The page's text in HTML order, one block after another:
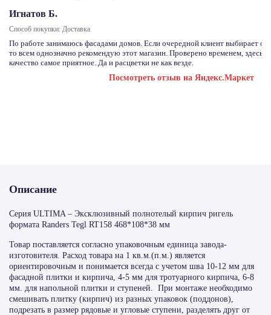
Игнатов Б.
Способ покупки: Доставка
По работе занимаюсь фасадами домов. Если очередной клиент выбирает
то всем однозначно рекомендую этот магазин. Проверено временем, здесь
качество самое приятное. Да и расцветки не как везде.
Посмотреть отзыв на Яндекс.Маркет
Описание
Серия ULTIMA – Эксклюзивный полнотелый кирпич ригель
формата Randers Tegl RT158 468*108*38 мм
Товар поставляется согласно упаковочным единица завода-
изготовителя. Расход товара на 1 кв.м.(п.м.) является
ориентировочным и понимается всегда с учетом шва 10-12 мм для
фасадной плитки и кирпича, 4-5 мм для тротуарного кирпича, 6-8
мм. для напольной плитки и ступеней. При монтаже необходимо
смешивать плитку (кирпич) из разных упаковок (поддонов),
подрезать в размер рядовые и угловые ступени, разделять друг от